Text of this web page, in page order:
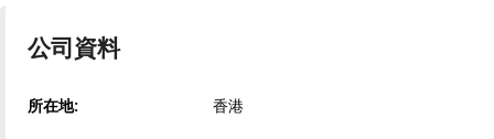
公司資料
所在地: 香港